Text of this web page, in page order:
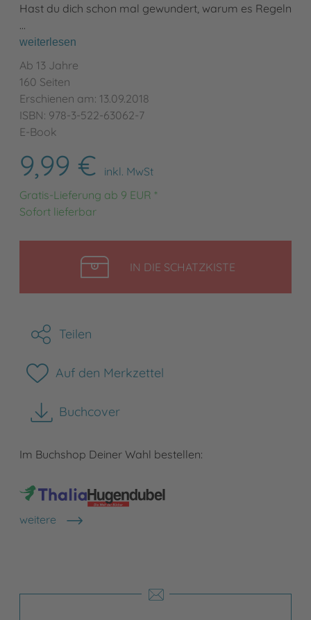
Hast du dich schon mal gewundert, warum es Regeln
…
weiterlesen
Ab 13 Jahre
160 Seiten
Erschienen am: 13.09.2018
ISBN: 978-3-522-63062-7
E-Book
9,99 €
inkl. MwSt
Gratis-Lieferung ab 9 EUR *
Sofort lieferbar
IN DIE SCHATZKISTELEGEN
Teilen
Auf den Merkzettel
Buchcover
herunterladen
Im Buchshop Deiner Wahl bestellen:
weitere
Shops anzeigen